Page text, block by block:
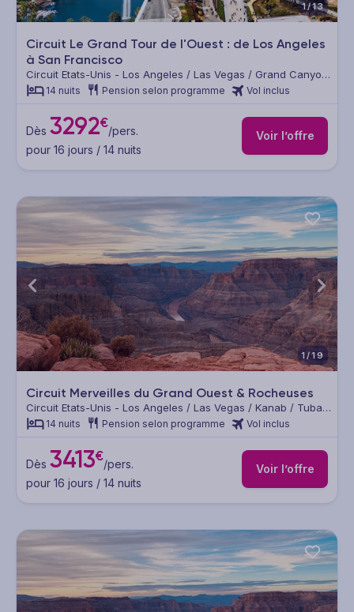
1/13
Circuit Le Grand Tour de l'Ouest : de Los Angeles
à San Francisco
Circuit Etats-Unis - Los Angeles / Las Vegas / Grand Canyon
/ Denver / Cheyenne / Mount Rushmore / Deadwood / Cody
/ Yellowstone / Elko / Carson City / Lake Tahoe / Sacramento
/ San Francisco
14 nuits Pension selon programme Vol inclus
Dès 3292€/pers.
pour 16 jours / 14 nuits
Voir l’offre
1/19
Circuit Merveilles du Grand Ouest & Rocheuses
Circuit Etats-Unis - Los Angeles / Las Vegas / Kanab / Tuba
City / Grand Junction / Cheyenne / Deadwood / Idaho Falls /
Lake Tahoe / San Francisco / Lompoc
14 nuits Pension selon programme Vol inclus
Dès 3413€/pers.
pour 16 jours / 14 nuits
Voir l’offre